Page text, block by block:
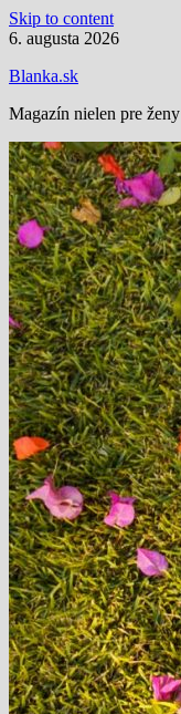
Skip to content
6. augusta 2026
Blanka.sk
Magazín nielen pre ženy